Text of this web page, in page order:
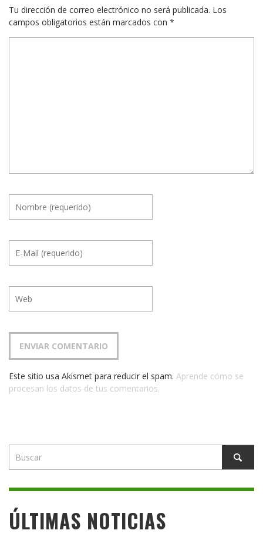
Tu dirección de correo electrónico no será publicada. Los
campos obligatorios están marcados con *
Este sitio usa Akismet para reducir el spam. Aprende cómo se
procesan los datos de tus comentarios.
ÚLTIMAS NOTICIAS